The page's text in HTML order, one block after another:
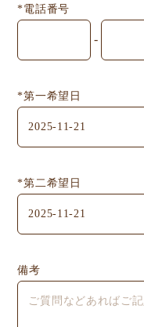
*電話番号
-
*第一希望日
*第二希望日
備考